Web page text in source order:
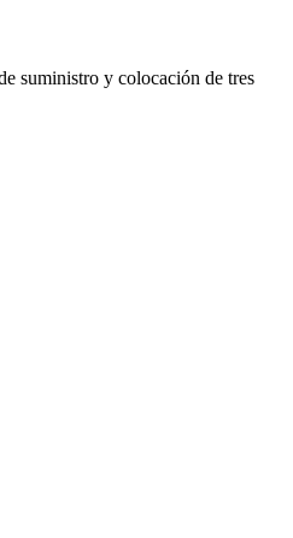
suministro y colocación de tres